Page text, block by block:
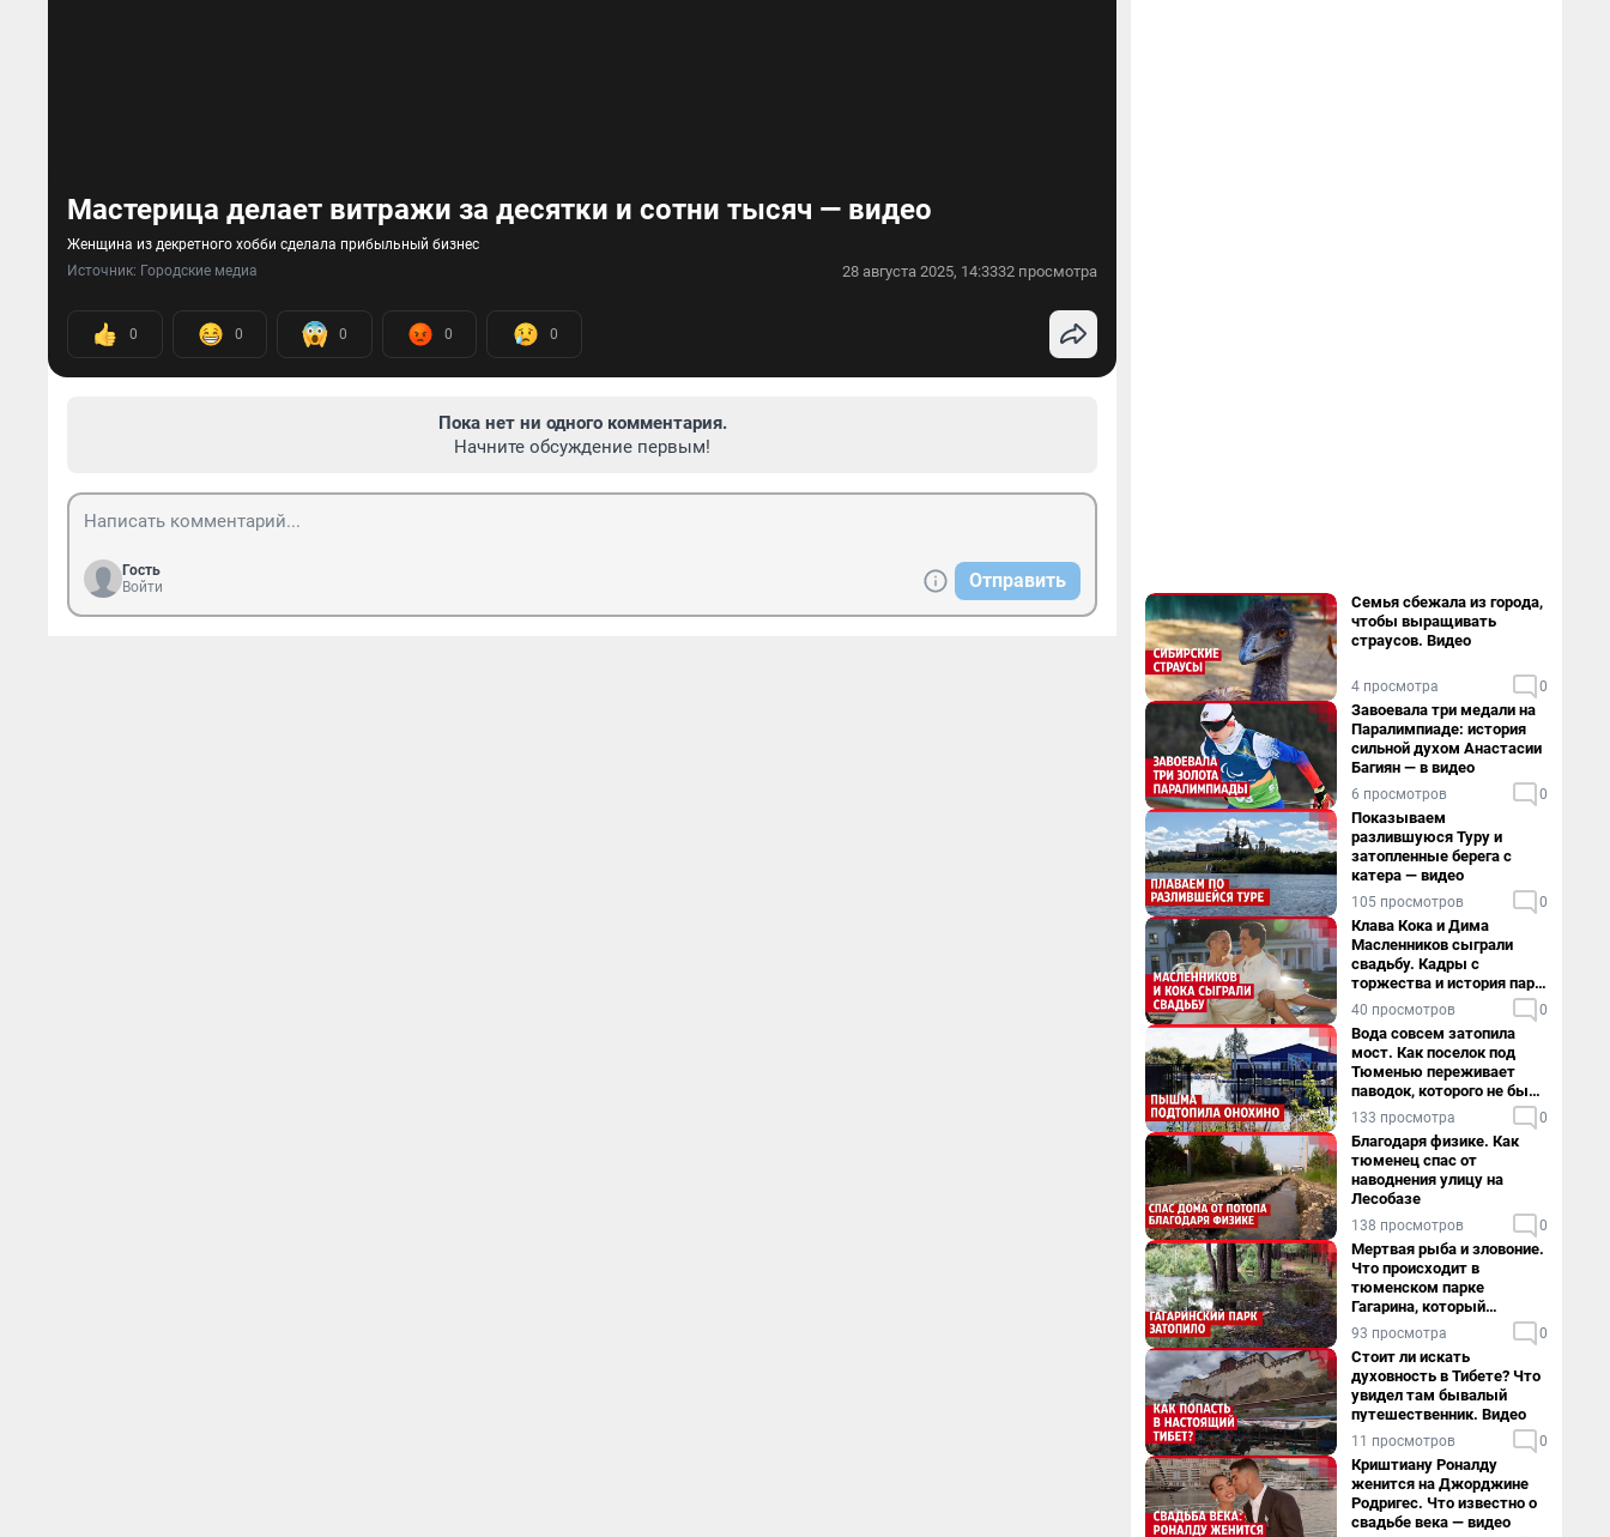
Мастерица делает витражи за десятки и сотни тысяч — видео
Женщина из декретного хобби сделала прибыльный бизнес
Источник: Городские медиа 28 августа 2025, 14:3332 просмотра
0 0 0 0 0
Пока нет ни одного комментария.
Начните обсуждение первым!
Гость
Войти
Отправить
Семья сбежала из города,
чтобы выращивать
страусов. Видео
4 просмотра 0
Завоевала три медали на
Паралимпиаде: история
сильной духом Анастасии
Багиян — в видео
6 просмотров 0
Показываем
разлившуюся Туру и
затопленные берега с
катера — видео
105 просмотров 0
Клава Кока и Дима
Масленников сыграли
свадьбу. Кадры с
торжества и история пары
— в видео
40 просмотров 0
Вода совсем затопила
мост. Как поселок под
Тюменью переживает
паводок, которого не было
в его истории — репортаж
133 просмотра 0
Благодаря физике. Как
тюменец спас от
наводнения улицу на
Лесобазе
138 просмотров 0
Мертвая рыба и зловоние.
Что происходит в
тюменском парке
Гагарина, который
поглощает черная вода
93 просмотра 0
Стоит ли искать
духовность в Тибете? Что
увидел там бывалый
путешественник. Видео
11 просмотров 0
Криштиану Роналду
женится на Джорджине
Родригес. Что известно о
свадьбе века — видео